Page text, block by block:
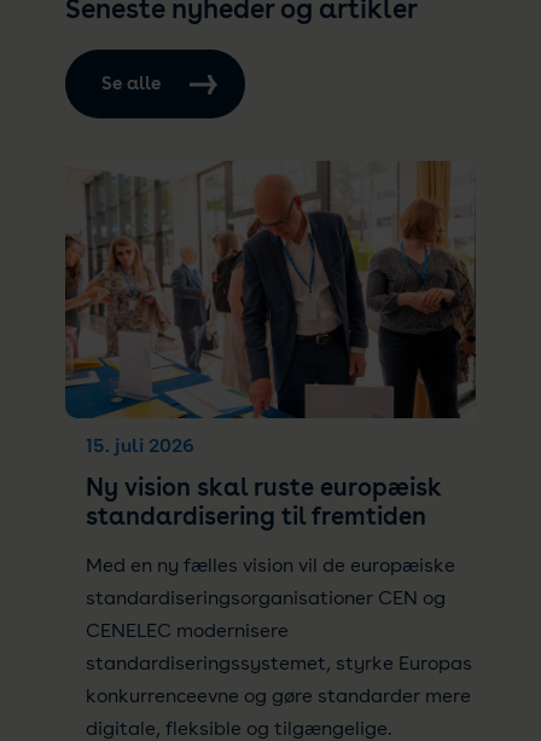
Seneste nyheder og artikler
Se alle
15. juli 2026
Ny vision skal ruste europæisk
standardisering til fremtiden
Med en ny fælles vision vil de europæiske
standardiseringsorganisationer CEN og
CENELEC modernisere
standardiseringssystemet, styrke Europas
konkurrenceevne og gøre standarder mere
digitale, fleksible og tilgængelige.